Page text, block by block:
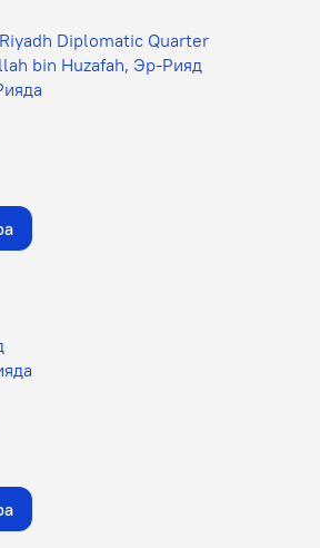
Diplomatic Quarter
bin Huzafah, Эр-Рияд